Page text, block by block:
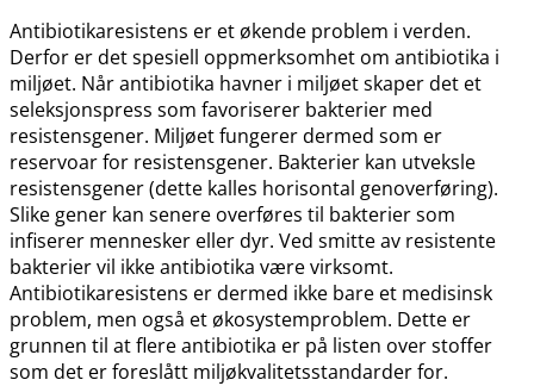
Antibiotikaresistens er et økende problem i verden.
Derfor er det spesiell oppmerksomhet om antibiotika i
miljøet. Når antibiotika havner i miljøet skaper det et
seleksjonspress som favoriserer bakterier med
resistensgener. Miljøet fungerer dermed som er
reservoar for resistensgener. Bakterier kan utveksle
resistensgener (dette kalles horisontal genoverføring).
Slike gener kan senere overføres til bakterier som
infiserer mennesker eller dyr. Ved smitte av resistente
bakterier vil ikke antibiotika være virksomt.
Antibiotikaresistens er dermed ikke bare et medisinsk
problem, men også et økosystemproblem. Dette er
grunnen til at flere antibiotika er på listen over stoffer
som det er foreslått miljøkvalitetsstandarder for.